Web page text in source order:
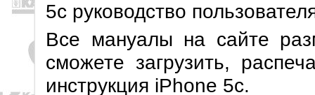
5c руководство
Все мануалы на сайте
сможете загрузить,
инструкция iPhone 5c.